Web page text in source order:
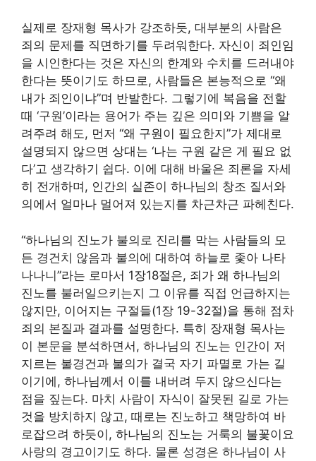
실제로 장재형 목사가 강조하듯, 대부분의 사람은
죄의 문제를 직면하기를 두려워한다. 자신이 죄인임
을 시인한다는 것은 자신의 한계와 수치를 드러내야
한다는 뜻이기도 하므로, 사람들은 본능적으로 “왜
내가 죄인이냐”며 반발한다. 그렇기에 복음을 전할
때 ‘구원’이라는 용어가 주는 깊은 의미와 기쁨을 알
려주려 해도, 먼저 “왜 구원이 필요한지”가 제대로
설명되지 않으면 상대는 ‘나는 구원 같은 게 필요 없
다’고 생각하기 쉽다. 이에 대해 바울은 죄론을 자세
히 전개하며, 인간의 실존이 하나님의 창조 질서와
의에서 얼마나 멀어져 있는지를 차근차근 파헤친다.
“하나님의 진노가 불의로 진리를 막는 사람들의 모
든 경건치 않음과 불의에 대하여 하늘로 좇아 나타
나나니”라는 로마서 1장18절은, 죄가 왜 하나님의
진노를 불러일으키는지 그 이유를 직접 언급하지는
않지만, 이어지는 구절들(1장 19-32절)을 통해 점차
죄의 본질과 결과를 설명한다. 특히 장재형 목사는
이 본문을 분석하면서, 하나님의 진노는 인간이 저
지르는 불경건과 불의가 결국 자기 파멸로 가는 길
이기에, 하나님께서 이를 내버려 두지 않으신다는
점을 짚는다. 마치 사람이 자식이 잘못된 길로 가는
것을 방치하지 않고, 때로는 진노하고 책망하여 바
로잡으려 하듯이, 하나님의 진노는 거룩의 불꽃이요
사랑의 경고이기도 하다. 물론 성경은 하나님이 사